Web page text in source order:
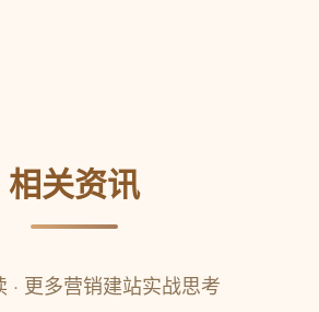
相关资讯
· 更多营销建站实战思考